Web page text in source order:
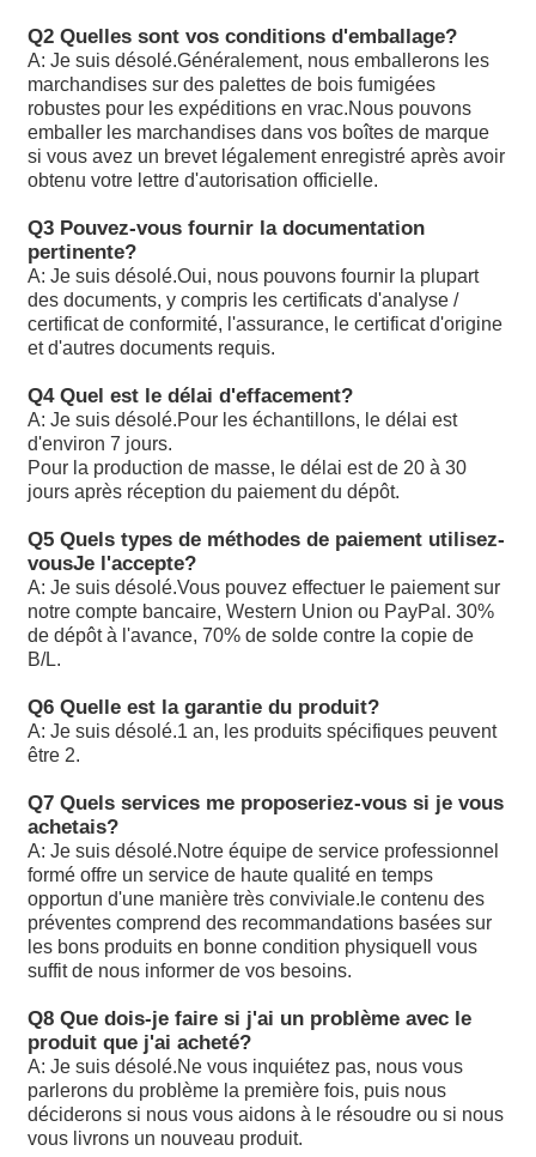
Pompes à piston à déplacement variable Rexroth
Les produits de la catégorie A1 doivent être soumis à
un contrôle d'approvisionnement.
Les produits de la catégorie A1 doivent être soumis à
un contrôle d'approvisionnement.
un contrôle d'approvisionnement.
Les produits de la catégorie A1 doivent être présentés
dans la catégorie A2 ou A3 à l'adresse suivante:
Les produits de la catégorie A1 doivent être présentés
dans la catégorie A2 ou A3 à l'adresse suivante:
A10VSO71DFR1/32R-VPB22U99
A10VSO100DFR1/32R-PPB12N00: les données sont
fournies par les autorités compétentes.
A10VSO140DFR1/31R-PPB12N00
A10VSO140DRS/32R-VPB12N00: Les données sont
fournies par les autorités compétentes.
Les produits de la catégorie A doivent être soumis à
un contrôle de conformité.
Les données sont fournies par les autorités
compétentes de l'État membre concerné.
Les données sont fournies par les autorités
compétentes de l'État membre de l'expédition.
Les données sont fournies par les autorités
situé.
A10VSO140DR/31R-PPB12N00: Les données sont
fournies par les autorités compétentes.
Le système de détection de l'urine doit être utilisé
pour la détection de l'urine.
Le système de détection de l'urine doit être conforme
à l'annexe I du présent règlement.
Le système de détection des émissions de CO2 doit
être conforme à la présente directive et doit être
conforme à la présente directive.
Les données sont fournies par les autorités
Les données sont fournies à l'aide de la méthode
suivante:
Les données sont fournies à l'aide de la méthode
suivante:
Les données sont fournies par les autorités
compétentes de l'État membre.
Q2 Quelles sont vos conditions d'emballage?
A: Je suis désolé.Généralement, nous emballerons les
marchandises sur des palettes de bois fumigées
robustes pour les expéditions en vrac.Nous pouvons
emballer les marchandises dans vos boîtes de marque
si vous avez un brevet légalement enregistré après avoir
obtenu votre lettre d'autorisation officielle.
Q3 Pouvez-vous fournir la documentation
pertinente?
A: Je suis désolé.Oui, nous pouvons fournir la plupart
des documents, y compris les certificats d'analyse /
certificat de conformité, l'assurance, le certificat d'origine
et d'autres documents requis.
Q4 Quel est le délai d'effacement?
A: Je suis désolé.Pour les échantillons, le délai est
d'environ 7 jours.
Pour la production de masse, le délai est de 20 à 30
jours après réception du paiement du dépôt.
Q5 Quels types de méthodes de paiement utilisez-
vousJe l'accepte?
A: Je suis désolé.Vous pouvez effectuer le paiement sur
notre compte bancaire, Western Union ou PayPal. 30%
de dépôt à l'avance, 70% de solde contre la copie de
B/L.
Q6 Quelle est la garantie du produit?
A: Je suis désolé.1 an, les produits spécifiques peuvent
être 2.
Q7 Quels services me proposeriez-vous si je vous
achetais?
A: Je suis désolé.Notre équipe de service professionnel
formé offre un service de haute qualité en temps
opportun d'une manière très conviviale.le contenu des
préventes comprend des recommandations basées sur
les bons produits en bonne condition physiqueIl vous
suffit de nous informer de vos besoins.
Q8 Que dois-je faire si j'ai un problème avec le
produit que j'ai acheté?
A: Je suis désolé.Ne vous inquiétez pas, nous vous
parlerons du problème la première fois, puis nous
déciderons si nous vous aidons à le résoudre ou si nous
vous livrons un nouveau produit.